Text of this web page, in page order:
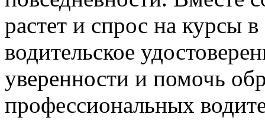
растет и спрос на курсы
водительское
уверенности и помочь
профессиональных